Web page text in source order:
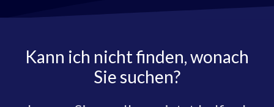
Kann ich nicht finden, wonach
Sie suchen?